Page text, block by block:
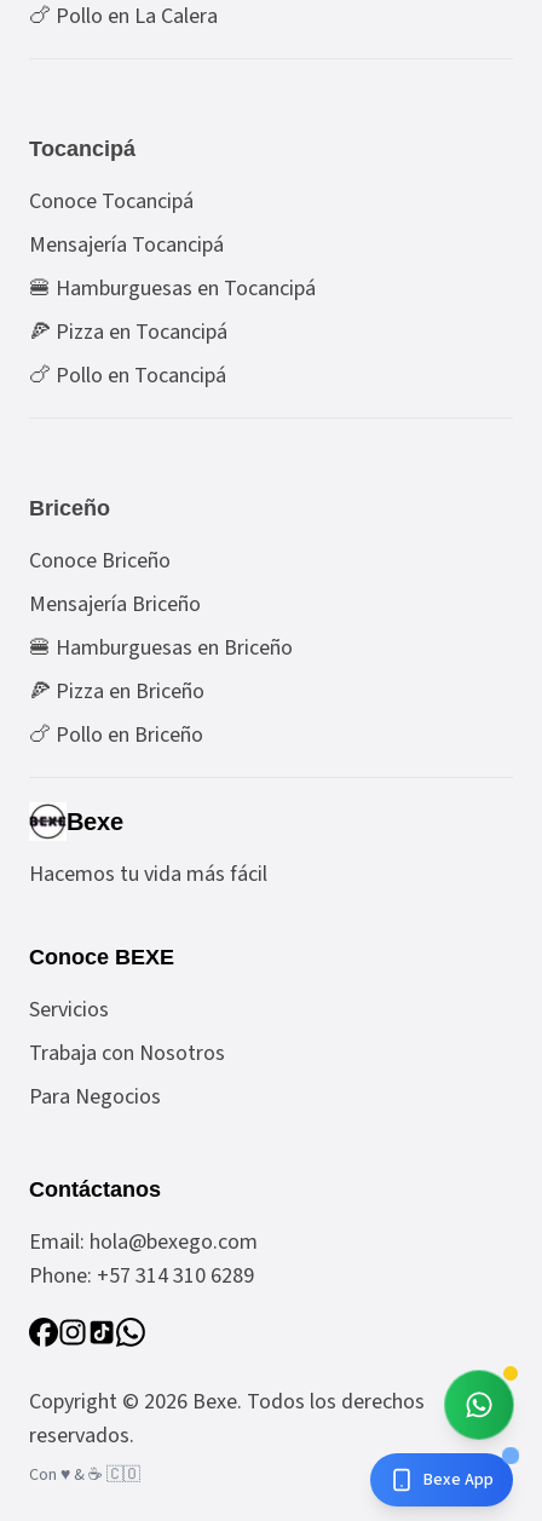
🍗 Pollo en La Calera
Tocancipá
Conoce Tocancipá
Mensajería Tocancipá
🍔 Hamburguesas en Tocancipá
🍕 Pizza en Tocancipá
🍗 Pollo en Tocancipá
Briceño
Conoce Briceño
Mensajería Briceño
🍔 Hamburguesas en Briceño
🍕 Pizza en Briceño
🍗 Pollo en Briceño
Bexe
Hacemos tu vida más fácil
Conoce BEXE
Servicios
Trabaja con Nosotros
Para Negocios
Contáctanos
Email: hola@bexego.com
Phone: +57 314 310 6289
Copyright © 2026 Bexe. Todos los derechos
reservados.
Con ♥️ & ☕️ 🇨🇴 Bexe App